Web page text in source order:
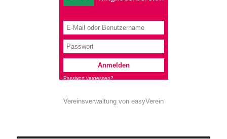
Vereinsverwaltung von easyVerein